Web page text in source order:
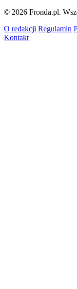
© 2026 Fronda.pl.
O redakcji Regulamin
Kontakt